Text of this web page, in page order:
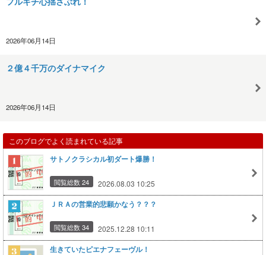
2026年06月14日
２億４千万のダイナマイク
2026年06月14日
このブログでよく読まれている記事
サトノクラシカル初ダート爆勝！
閲覧総数 24 2026.08.03 10:25
ＪＲＡの営業的悲願かなう？？？
閲覧総数 34 2025.12.28 10:11
生きていたピエナフェーヴル！